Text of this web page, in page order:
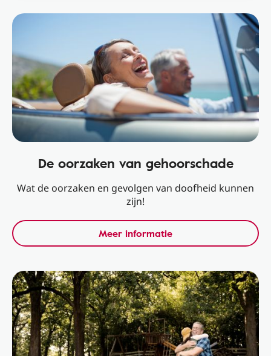
De oorzaken van gehoorschade
Wat de oorzaken en gevolgen van doofheid kunnen
zijn!
Meer informatie